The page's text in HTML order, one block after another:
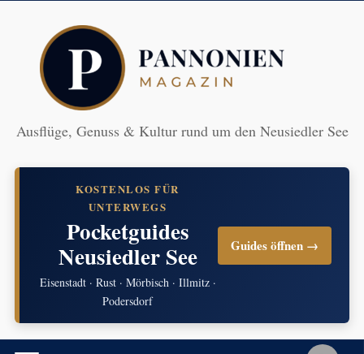
Ausflüge, Genuss & Kultur rund um den Neusiedler See
KOSTENLOS FÜR
UNTERWEGS
Pocketguides
Neusiedler See
Eisenstadt · Rust · Mörbisch · Illmitz ·
Podersdorf
Guides öffnen →